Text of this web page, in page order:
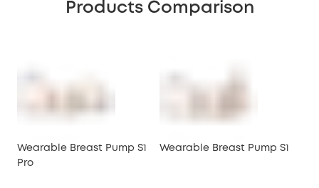
Products Comparison
Wearable Breast Pump S1
Pro
Wearable Breast Pump S1